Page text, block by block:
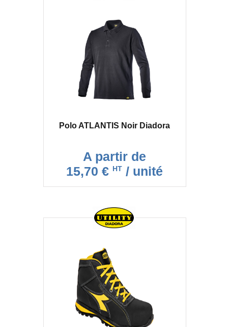
Polo ATLANTIS Noir Diadora
A partir de
15,70 € HT / unité